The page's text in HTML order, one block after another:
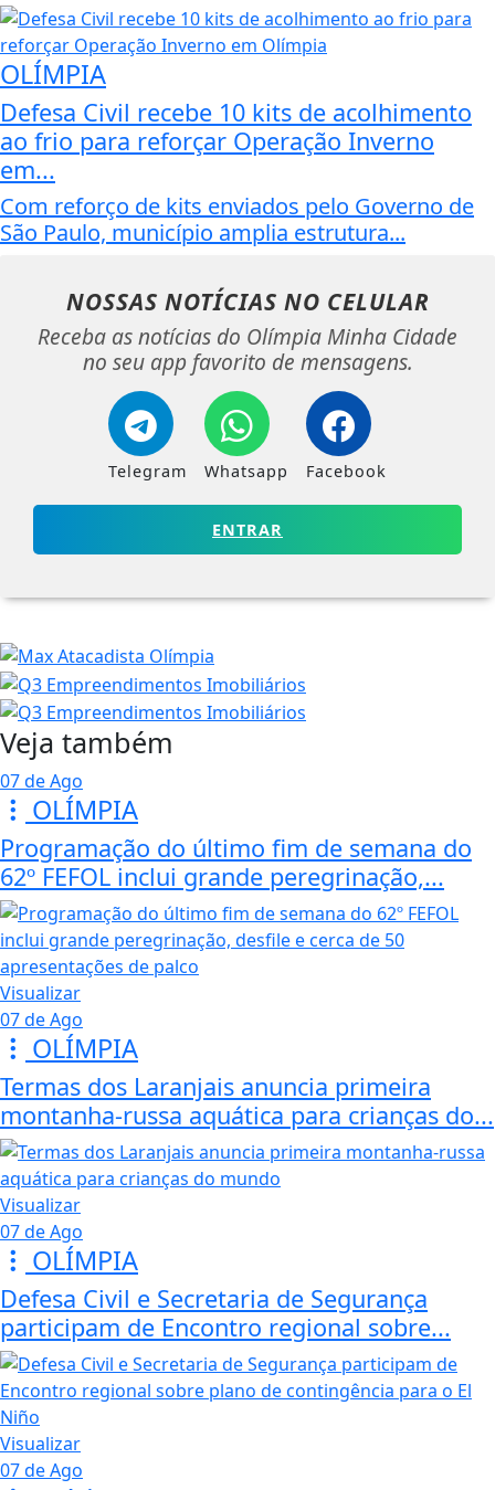
OLÍMPIA
Defesa Civil recebe 10 kits de acolhimento
ao frio para reforçar Operação Inverno
em...
Com reforço de kits enviados pelo Governo de
São Paulo, município amplia estrutura...
NOSSAS NOTÍCIAS NO CELULAR
Receba as notícias do Olímpia Minha Cidade
no seu app favorito de mensagens.
Telegram Whatsapp Facebook
ENTRAR
Veja também
07 de Ago
OLÍMPIA
Programação do último fim de semana do
62º FEFOL inclui grande peregrinação,...
Visualizar
07 de Ago
OLÍMPIA
Termas dos Laranjais anuncia primeira
montanha-russa aquática para crianças do...
Visualizar
07 de Ago
OLÍMPIA
Defesa Civil e Secretaria de Segurança
participam de Encontro regional sobre...
Visualizar
07 de Ago